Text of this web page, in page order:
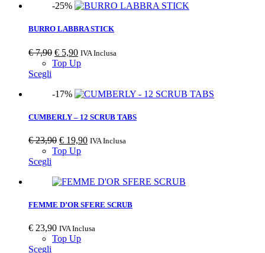
-25%
BURRO LABBRA STICK
€7,90 € 5,90 IVA Inclusa
Top Up
Scegli
-17%
CUMBERLY – 12 SCRUB TABS
€23,90 € 19,90 IVA Inclusa
Top Up
Scegli
FEMME D’OR SFERE SCRUB
€ 23,90 IVA Inclusa
Top Up
Scegli